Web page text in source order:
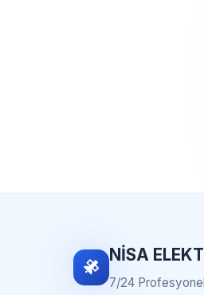
NİSA
7/24